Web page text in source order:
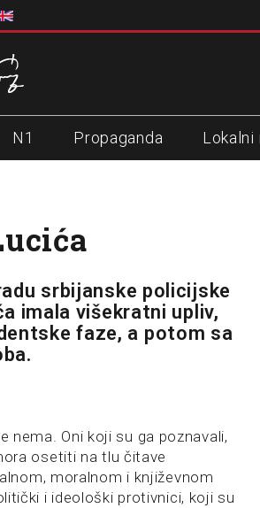
N1 Propaganda Lokalni
srbijanske policijske
imala višekratni upliv,
faze, a potom sa
nema. Oni koji su ga poznavali,
osetiti na tlu čitave
moralnom i književnom
i ideološki protivnici, koji su